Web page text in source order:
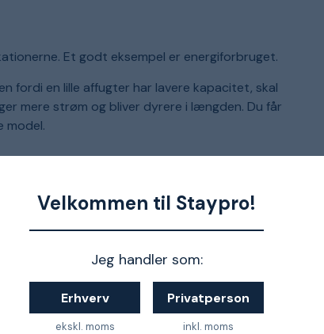
Velkommen til Staypro!
Jeg handler som:
Erhverv
ekskl. moms
Privatperson
inkl. moms
Et godt eksempel er energiforbruget.
fordi en lille affugter har lavere kapacitet, skal
mere strøm og bliver dyrere i længden. Du får
model.